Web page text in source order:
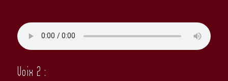
Voix 2 :